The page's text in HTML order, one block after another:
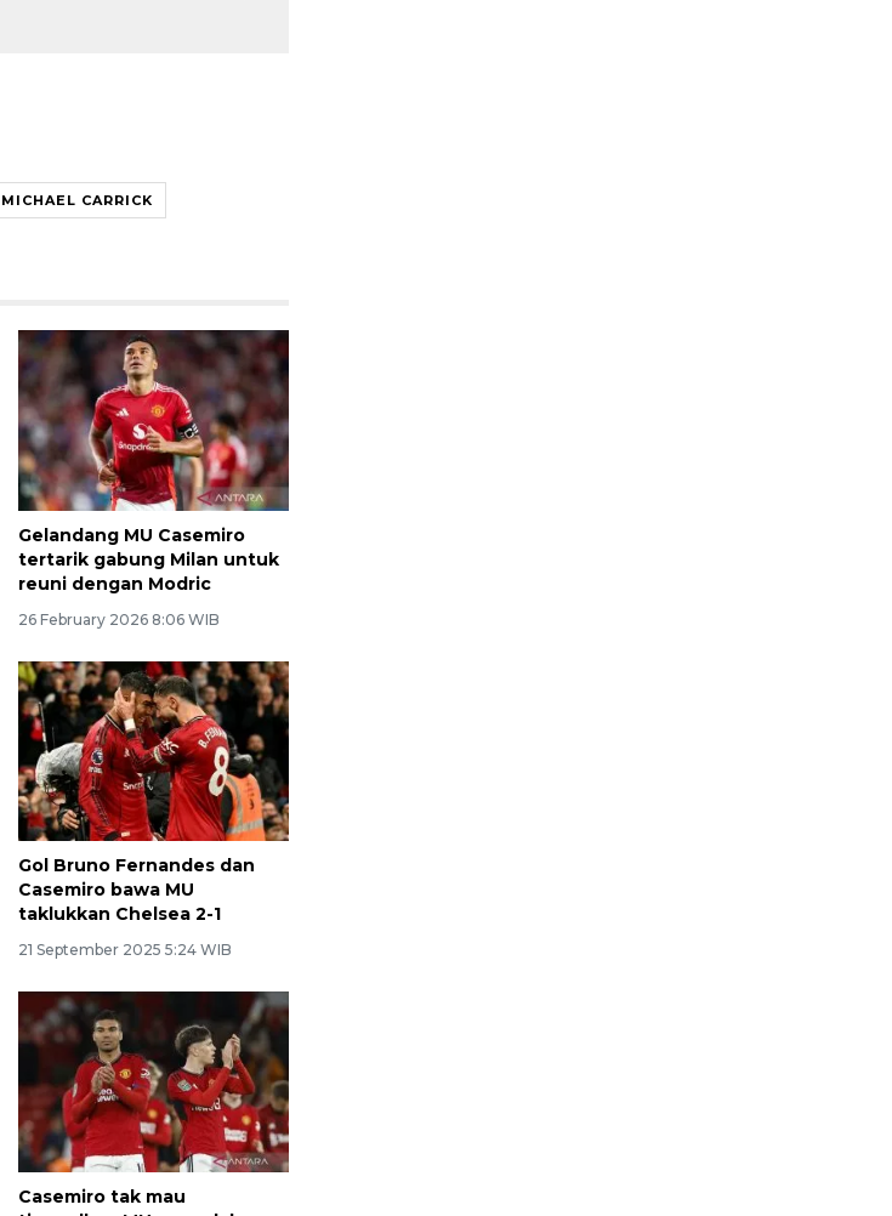
MICHAEL CARRICK
Gelandang MU Casemiro
tertarik gabung Milan untuk
reuni dengan Modric
26 February 2026 8:06 WIB
Gol Bruno Fernandes dan
Casemiro bawa MU
taklukkan Chelsea 2-1
21 September 2025 5:24 WIB
Casemiro tak mau